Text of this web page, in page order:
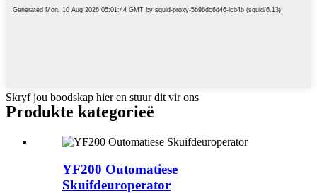
Skryf jou boodskap hier en stuur dit vir ons
Produkte kategorieë
YF200 Outomatiese
Skuifdeuroperator